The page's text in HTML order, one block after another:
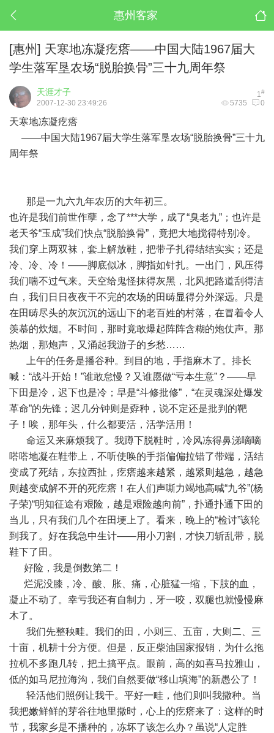
惠州客家
[惠州] 天寒地冻凝疙瘩——中国大陆1967届大
学生落军垦农场“脱胎换骨”三十九周年祭
1#
天涯才子
5735 0
2007-12-30 23:49:26
天寒地冻凝疙瘩
——中国大陆1967届大学生落军垦农场“脱胎换骨”三十九
周年祭
那是一九六九年农历的大年初三。
也许是我们前世作孽，念了***大学，成了“臭老九”；也许是
老天爷“玉成”我们快点“脱胎换骨”，竟把大地搅得特别冷。
我们穿上两双袜，套上解放鞋，把带子扎得结结实实；还是
冷、冷、冷！——脚底似冰，脚指如针扎。一出门，风压得
我们喘不过气来。天空给鬼怪抹得灰黑，北风把路道刮得洁
白，我们日日夜夜干不完的农场的田畴显得分外深远。只是
在田畴尽头的灰沉沉的远山下的老百姓的村落，在冒着令人
羡慕的炊烟。不时间，那时竟敢爆起阵阵含糊的炮仗声。那
热烟，那炮声，又涌起我游子的乡愁……
上午的任务是播谷种。到目的地，手指麻木了。排长
喊：“战斗开始！”谁敢怠慢？又谁愿做“亏本生意”？——早
下田是冷，迟下也是冷；早是“斗修批修”，“在灵魂深处爆发
革命”的先锋；迟几分钟则是孬种，说不定还是批判的靶
子！唉，那年头，什么都要活，活学活用！
命运又来麻烦我了。我蹲下脱鞋时，冷风冻得鼻涕嘀嘀
嗒嗒地凝在鞋带上，不听使唤的手指偏偏拉错了带端，活结
变成了死结，东拉西扯，疙瘩越来越紧，越紧则越急，越急
则越变成解不开的死疙瘩！在人们声嘶力竭地高喊“九爷”(杨
子荣)“明知征途有艰险，越是艰险越向前”，扑通扑通下田的
当儿，只有我们几个在田埂上了。看来，晚上的“检讨”该轮
到我了。好在我急中生计——用小刀割，才快刀斩乱带，脱
鞋下了田。
好险，我是倒数第二！
烂泥没膝，冷、酸、胀、痛，心脏猛一缩，下肢的血，
凝止不动了。幸亏我还有自制力，牙一咬，双腿也就慢慢麻
木了。
我们先整秧畦。我们的田，小则三、五亩，大则二、三
十亩，机耕十分方便。但是，反正柴油国家报销，为什么拖
拉机不多跑几转，把土搞平点。眼前，高的如喜马拉雅山，
低的如马尼拉海沟，我们自然要做“移山填海”的新愚公了！
轻活他们照例让我干。平好一畦，他们则叫我撒种。当
我把嫩鲜鲜的芽谷往地里撒时，心上的疙瘩来了：这样的时
节，我家乡是不播种的，冻坏了该怎么办？虽说“人定胜